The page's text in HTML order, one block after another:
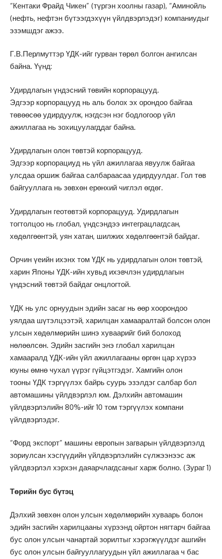
“Кентаки Фрайд Чикен” (түргэн хоолны газар), “Аминойль
(нефть, нефтэн бүтээгдэхүүн үйлдвэрлэдэг) компаниудыг
эзэмшдэг ажээ.
Г.В.Перлмуттэр ҮДК-ийг гурван төрөл болгон ангилсан
байна. Үүнд:
Удирдлагын үндэсний төвийн корпорацууд.
Эдгээр корпорацууд нь аль болох эх орондоо байгаа
төвөөсөө удирдуулж, нэгдсэн нэг бодлогоор үйл
ажиллагаа нь зохицуулагддаг байна.
Удирдлагын олон төвтэй корпорацууд.
Эдгээр корпорациуд нь үйл ажиллагаа явуулж байгаа
улсдаа оршиж байгаа салбараасаа удирдуулдаг. Гол төв
байгууллага нь зөвхөн ерөнхий чиглэл өгдөг.
Удирдлагын геотөвтэй корпорацууд. Удирдлагын
тогтолцоо нь глобал, үндсэндээ интеграцлагдсан,
хөдөлгөөнтэй, уян хатан, шилжих хөдөлгөөнтэй байдаг.
Орчин үеийн ихэнх том ҮДК нь удирдлагын олон төвтэй,
харин Японы ҮДК-ийн хувьд ихэвчлэн удирдлагын
үндэсний төвтэй байдаг онцлогтой.
ҮДК нь улс орнуудын эдийн засаг нь өөр хоорондоо
уялдаа шүтэлцээтэй, харилцан хамааралтай болсон олон
улсын хөдөлмөрийн шинэ хуваарийг бий болоход
нөлөөлсөн. Эдийн засгийн энэ глобал харилцан
хамааралд ҮДК-ийн үйл ажиллагааны өргөн цар хүрээ
юуны өмнө чухал үүрэг гүйцэтгэдэг. Хамгийн олон
тооны ҮДК тэргүүлэх байрь суурь эзэлдэг салбар бол
автомашины үйлдвэрлэл юм. Дэлхийн автомашин
үйлдвэрлэлийн 80%-ийг 10 том тэргүүлэх компани
үйлдвэрлэдэг.
“Форд экспорт” машины европын загварын үйлдвэрлэлд
зориулсан хэсгүүдийн үйлдвэрлэлийн сүлжээнээс аж
үйлдвэрлэл хэрхэн даяарчлагдсаныг харж болно. (Зураг 1)
Төрийн бус бүтэц
Дэлхий зөвхөн олон улсын хөдөлмөрийн хуваарь болон
эдийн засгийн харилцааны хүрээнд ойртон нягтарч байгаа
бус олон улсын чанартай зорилтыг хэрэгжүүлдэг ашгийн
бус олон улсын байгууллагуудын үйл ажиллагаа ч бас